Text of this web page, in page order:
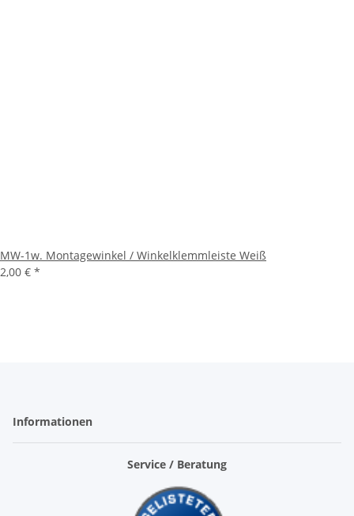
MW-1w. Montagewinkel / Winkelklemmleiste Weiß
2,00 € *
Informationen
Service / Beratung